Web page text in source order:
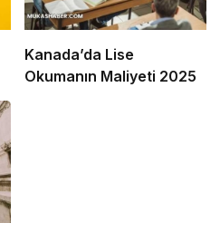
Kanada’da Lise
Okumanın Maliyeti 2025